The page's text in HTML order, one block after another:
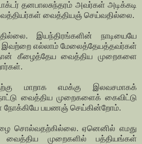
தனபாலசுந்தரம் அவர்கள் அடிக்கடி
வைத்தியர்கள் வைத்தியஞ் செய்வதில்லை.
இயந்திரங்களின் நாடியையே
இவற்றை எல்லாம் மேலைத்தேயத்தவர்கள்
கீழைத்தேய வைத்திய முறைகளை
மாறாக எமக்கு இலவசமாகக்
வைத்திய முறைகளைக் கைவிட்டு
பயணஞ் செய்கின்றோம்.
சொல்வதற்கில்லை. ஏனெனில் எமது
வைத்திய முறைகளில் பத்தியங்கள்